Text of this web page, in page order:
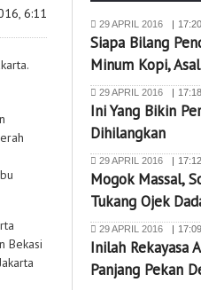
6:11
Bekasi
29 APRIL 2016 17:20
Siapa Bilang
Minum Kopi,
29 APRIL 2016 17:18
Ini Yang Bikin
Dihilangkan
29 APRIL 2016 17:12
Mogok Massal,
Tukang Ojek
29 APRIL 2016 17:09
Inilah Rekayasa
Panjang Pekan